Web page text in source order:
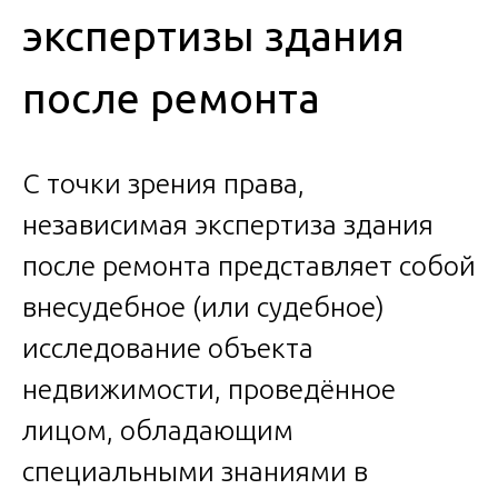
экспертизы здания
после ремонта
С точки зрения права,
независимая экспертиза здания
после ремонта представляет собой
внесудебное (или судебное)
исследование объекта
недвижимости, проведённое
лицом, обладающим
специальными знаниями в